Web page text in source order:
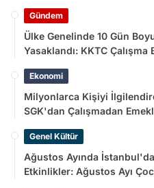
Gündem
Ülke Genelinde 10 Gün
Yasaklandı: KKTC Çalışma
Ekonomi
Milyonlarca Kişiyi
SGK'dan Çalışmadan
Genel Kültür
Ağustos Ayında
Etkinlikler: Ağustos Ayı